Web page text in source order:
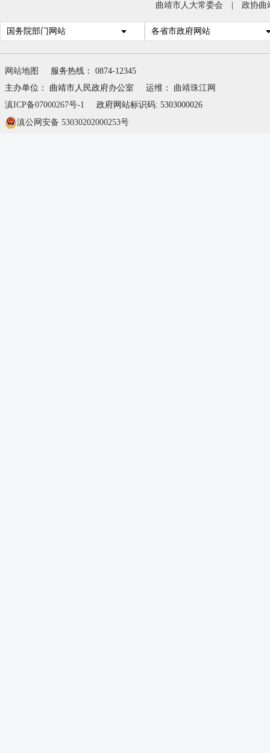
曲靖市人大常委会 政协曲
国务院部门网站 各省市政府网站
网站地图
服务热线： 0874-12345
主办单位： 曲靖市人民政府办公室
运维： 曲靖珠江网
滇ICP备07000267号-1
政府网站标识码: 5303000026
滇公网安备 53030202000253号